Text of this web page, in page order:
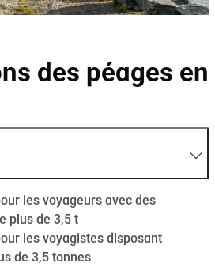
des péages en
les voyageurs avec des
plus de 3,5 t
les voyagistes disposant
de 3,5 tonnes